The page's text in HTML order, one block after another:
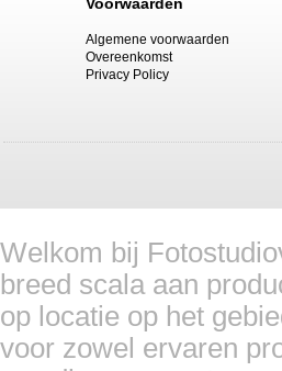
Algemene voorwaarden
Overeenkomst
Privacy Policy
Welkom bij
breed scala aan
op locatie op het
voor zowel ervaren